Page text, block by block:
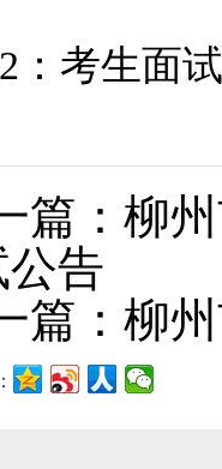
：考生面
篇：柳
告
篇：柳